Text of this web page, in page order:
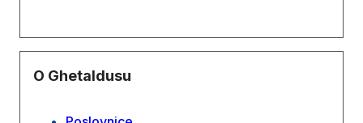
O Ghetaldusu